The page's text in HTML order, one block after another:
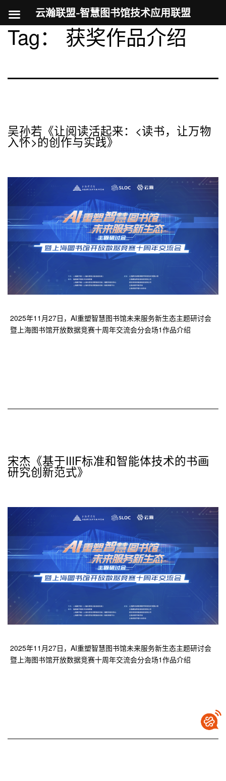
跳Tag： 获奖作品介绍
吴孙若《让阅读活起来：<读书，让万物
入怀>的创作与实践》
2025年11月27日，AI重塑智慧图书馆未来服务新生态主题研讨会
暨上海图书馆开放数据竞赛十周年交流会分会场1作品介绍
宋杰《基于IIIF标准和智能体技术的书画
研究创新范式》
2025年11月27日，AI重塑智慧图书馆未来服务新生态主题研讨会
暨上海图书馆开放数据竞赛十周年交流会分会场1作品介绍
云瀚联盟-智慧图书馆技术应用联盟